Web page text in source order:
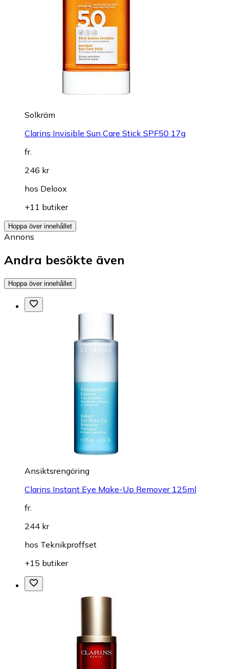
Solkräm
Clarins Invisible Sun Care Stick SPF50 17g
fr.
246 kr
hos Deloox
+11 butiker
Hoppa över innehållet
Annons
Andra besökte även
Hoppa över innehållet
Ansiktsrengöring
Clarins Instant Eye Make-Up Remover 125ml
fr.
244 kr
hos Teknikproffset
+15 butiker